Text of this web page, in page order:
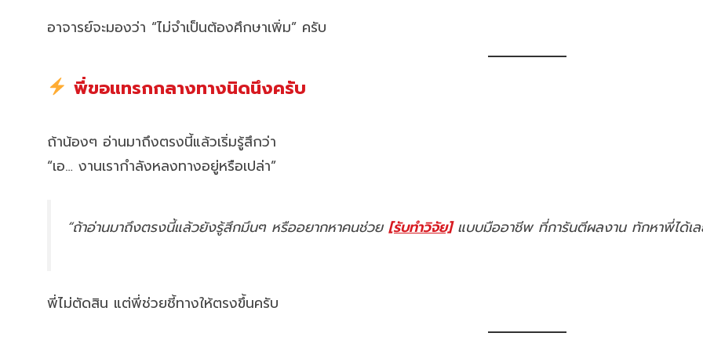
อาจารย์จะมองว่า “ไม่จำเป็นต้องศึกษาเพิ่ม” ครับ
พี่ขอแทรกกลางทางนิดนึงครับ
ถ้าน้องๆ อ่านมาถึงตรงนี้แล้วเริ่มรู้สึกว่า
“เอ… งานเรากำลังหลงทางอยู่หรือเปล่า”
“ถ้าอ่านมาถึงตรงนี้แล้วยังรู้สึกมึนๆ หรืออยากหาคนช่วย [รับทำวิจัย]แบบมืออาชีพ ที่การันตีผลงาน ทักหาพี่ได้เล
พี่ไม่ตัดสิน แต่พี่ช่วยชี้ทางให้ตรงขึ้นครับ